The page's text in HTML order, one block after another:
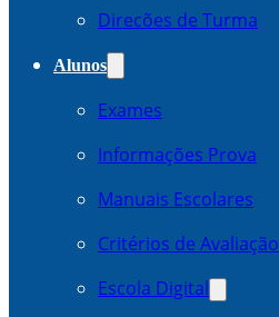
Direcões de Turma
Alunos
Exames
Informações Prova
Manuais Escolares
Critérios de Avaliação
Escola Digital